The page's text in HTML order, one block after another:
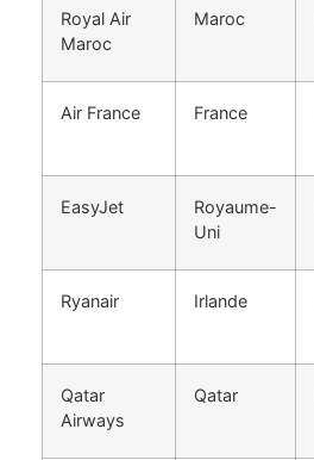
Royal Air
Maroc
Maroc
Air France France
EasyJet
Royaume-
Uni
Ryanair Irlande
Qatar
Airways
Qatar